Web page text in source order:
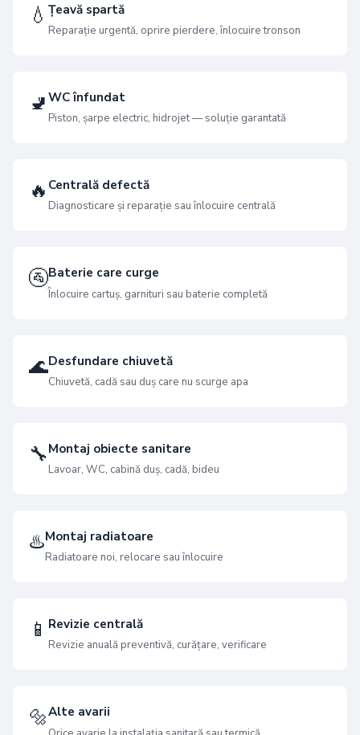
💧 Țeavă spartă
Reparație urgentă, oprire pierdere, înlocuire tronson
🚽 WC înfundat
Piston, șarpe electric, hidrojet — soluție garantată
🔥 Centrală defectă
Diagnosticare și reparație sau înlocuire centrală
🚰Baterie care curge
Înlocuire cartuș, garnituri sau baterie completă
🌊Desfundare chiuvetă
Chiuvetă, cadă sau duș care nu scurge apa
🔧 Montaj obiecte sanitare
Lavoar, WC, cabină duș, cadă, bideu
♨️Montaj radiatoare
Radiatoare noi, relocare sau înlocuire
📱 Revizie centrală
Revizie anuală preventivă, curățare, verificare
🔩Alte avarii